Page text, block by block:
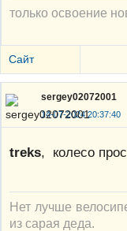
только освоение
Сайт
sergey02072001
14-07-2024 20:37:40
treks, колесо
Нет лучше
из сарая деда.